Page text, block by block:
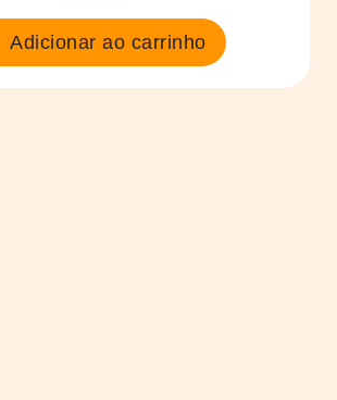
Adicionar ao carrinho